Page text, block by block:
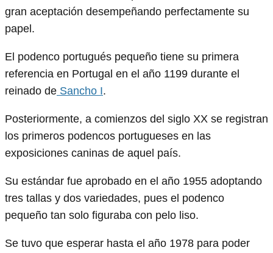
gran aceptación desempeñando perfectamente su
papel.
El podenco portugués pequeño tiene su primera
referencia en Portugal en el año 1199 durante el
reinado de Sancho I.
Posteriormente, a comienzos del siglo XX se registran
los primeros podencos portugueses en las
exposiciones caninas de aquel país.
Su estándar fue aprobado en el año 1955 adoptando
tres tallas y dos variedades, pues el podenco
pequeño tan solo figuraba con pelo liso.
Se tuvo que esperar hasta el año 1978 para poder